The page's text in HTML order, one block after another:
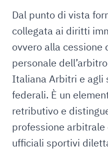
Dal punto di vista
collegata ai diritti
ovvero alla cessione
personale
Italiana Arbitri e agli
federali. È un
retributivo e
professione
ufficiali sportivi